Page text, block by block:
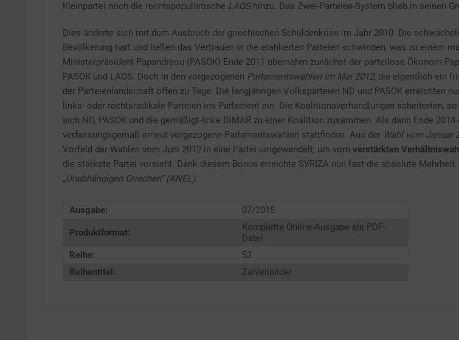
Kleinpartei noch die rechtspopulistische LAOShinzu. Das Zwei-Parteien-System blieb in seinen
Dies änderte sich mit dem Ausbruch der griechischen Schuldenkrise im Jahr 2010. Die
Bevölkerung hart und ließen das Vertrauen in die etablierten Parteien schwinden, was zu einem
Ministerpräsident Papandreou (PASOK) Ende 2011 übernahm zunächst der parteilose Ökonom
PASOK und LAOS. Doch in den vorgezogenen Parlamentswahlen im Mai 2012, die eigentlich ein
der Parteienlandschaft offen zu Tage: Die langjährigen Volksparteien ND und PASOK erreichten
links- oder rechtsradikale Parteien ins Parlament ein. Die Koalitionsverhandlungen scheiterten,
sich ND, PASOK und die gemäßigt-linke DIMAR zu einer Koalition zusammen. Als dann Ende
verfassungsgemäß erneut vorgezogene Parlamentswahlen stattfinden. Aus der Wahl vom Januar
Vorfeld der Wahlen vom Juni 2012 in eine Partei umgewandelt, um vom verstärkten
die stärkste Partei vorsieht. Dank diesem Bonus erreichte SYRIZA nun fast die absolute
„Unabhängigen Griechen“ (ANEL).
Ausgabe: 07/2015
Produktformat:
Komplette Online-Ausgabe als PDF-
Datei.
Reihe:
53
Reihentitel:
Zahlenbilder